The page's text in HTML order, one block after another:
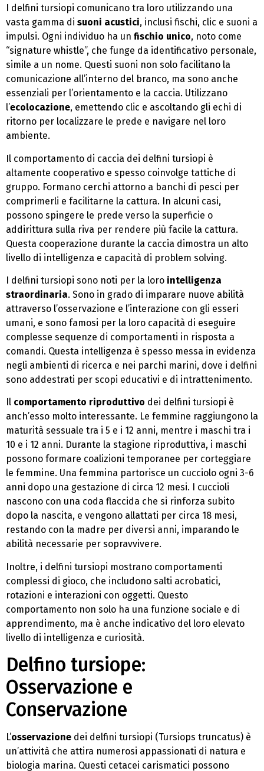
I delfini tursiopi comunicano tra loro utilizzando una
vasta gamma di suoni acustici, inclusi fischi, clic e suoni a
impulsi. Ogni individuo ha un fischio unico, noto come
“signature whistle”, che funge da identificativo personale,
simile a un nome. Questi suoni non solo facilitano la
comunicazione all’interno del branco, ma sono anche
essenziali per l’orientamento e la caccia. Utilizzano
l’ecolocazione, emettendo clic e ascoltando gli echi di
ritorno per localizzare le prede e navigare nel loro
ambiente.
Il comportamento di caccia dei delfini tursiopi è
altamente cooperativo e spesso coinvolge tattiche di
gruppo. Formano cerchi attorno a banchi di pesci per
comprimerli e facilitarne la cattura. In alcuni casi,
possono spingere le prede verso la superficie o
addirittura sulla riva per rendere più facile la cattura.
Questa cooperazione durante la caccia dimostra un alto
livello di intelligenza e capacità di problem solving.
I delfini tursiopi sono noti per la loro intelligenza
straordinaria. Sono in grado di imparare nuove abilità
attraverso l’osservazione e l’interazione con gli esseri
umani, e sono famosi per la loro capacità di eseguire
complesse sequenze di comportamenti in risposta a
comandi. Questa intelligenza è spesso messa in evidenza
negli ambienti di ricerca e nei parchi marini, dove i delfini
sono addestrati per scopi educativi e di intrattenimento.
Il comportamento riproduttivo dei delfini tursiopi è
anch’esso molto interessante. Le femmine raggiungono la
maturità sessuale tra i 5 e i 12 anni, mentre i maschi tra i
10 e i 12 anni. Durante la stagione riproduttiva, i maschi
possono formare coalizioni temporanee per corteggiare
le femmine. Una femmina partorisce un cucciolo ogni 3-6
anni dopo una gestazione di circa 12 mesi. I cuccioli
nascono con una coda flaccida che si rinforza subito
dopo la nascita, e vengono allattati per circa 18 mesi,
restando con la madre per diversi anni, imparando le
abilità necessarie per sopravvivere.
Inoltre, i delfini tursiopi mostrano comportamenti
complessi di gioco, che includono salti acrobatici,
rotazioni e interazioni con oggetti. Questo
comportamento non solo ha una funzione sociale e di
apprendimento, ma è anche indicativo del loro elevato
livello di intelligenza e curiosità.
Delfino tursiope:
Osservazione e
Conservazione
L’osservazione dei delfini tursiopi (Tursiops truncatus) è
un’attività che attira numerosi appassionati di natura e
biologia marina. Questi cetacei carismatici possono